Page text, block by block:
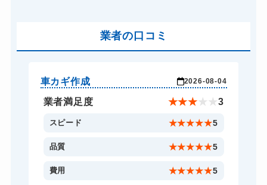
バイクカギ開け
スーツケースカギ開け 8,800円～(税込)
スーツケースカギ作成 8,800円～(税込)
金庫カギ開け 14,300円～(税込)
金庫カギ修理 11,000円～(税込)
業者の口コミ
車カギ作成 2026-08-04
業者満足度 ★★★ ★ ★3
スピード ★★★★★5
品質 ★★★★★5
費用 ★★★★★5